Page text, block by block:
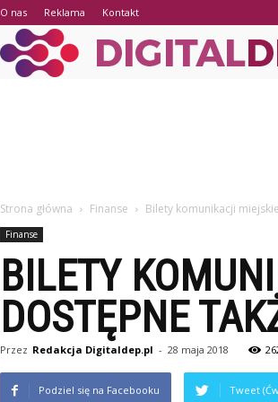
O nas Reklama Kontakt
Strona główna Finanse Bilety komunikacji
Finanse
BILETY
DOSTĘPNE
Przez Redakcja Digitaldep.pl - 28 maja 2018
Podziel się na Facebooku Tweet